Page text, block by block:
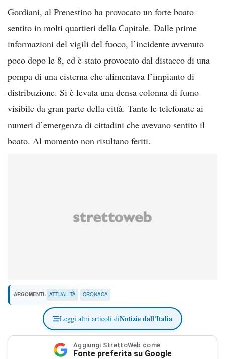
Gordiani, al Prenestino ha provocato un forte boato
sentito in molti quartieri della Capitale. Dalle prime
informazioni del vigili del fuoco, l’incidente avvenuto
poco dopo le 8, ed è stato provocato dal distacco di una
pompa di una cisterna che alimentava l’impianto di
distribuzione. Si è levata una densa colonna di fumo
visibile da gran parte della città. Tante le telefonate ai
numeri d’emergenza di cittadini che avevano sentito il
boato. Al momento non risultano feriti.
ARGOMENTI: ATTUALITÀ CRONACA
Leggi altri articoli diNotizie dall'Italia
Aggiungi StrettoWeb come
Fonte preferita su Google